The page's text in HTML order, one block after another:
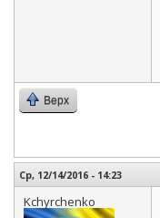
Верх
Ср, 12/14/2016 - 14:23
Kchyrchenko